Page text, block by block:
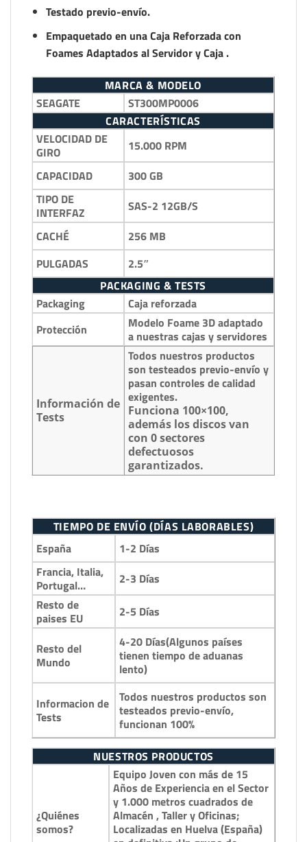
Testado previo-envío.
Empaquetado en una Caja Reforzada con
Foames Adaptados al Servidor y Caja .
MARCA & MODELO
SEAGATE
ST300MP0006
CARACTERÍSTICAS
VELOCIDAD DE
GIRO
15.000 RPM
CAPACIDAD
300 GB
TIPO DE
INTERFAZ
SAS-2 12GB/S
CACHÉ
256 MB
PULGADAS
2.5″
PACKAGING & TESTS
Packaging
Caja reforzada
Protección
Modelo Foame 3D adaptado
a nuestras cajas y servidores
Información de
Tests
Todos nuestros productos
son testeados previo-envío y
pasan controles de calidad
exigentes.
Funciona 100×100,
además los discos van
con 0 sectores
defectuosos
garantizados.
TIEMPO DE ENVÍO (DÍAS LABORABLES)
España
1-2 Días
Francia, Italia,
Portugal…
2-3 Días
Resto de
paises EU
2-5 Días
Resto del
Mundo
4-20 Días(Algunos países
tienen tiempo de aduanas
lento)
Informacion de
Tests
Todos nuestros productos son
testeados previo-envío,
funcionan 100%
NUESTROS PRODUCTOS
¿Quiénes
somos?
Equipo Joven con más de 15
Años de Experiencia en el Sector
y 1.000 metros cuadrados de
Almacén , Taller y Oficinas;
Localizadas en Huelva (España)